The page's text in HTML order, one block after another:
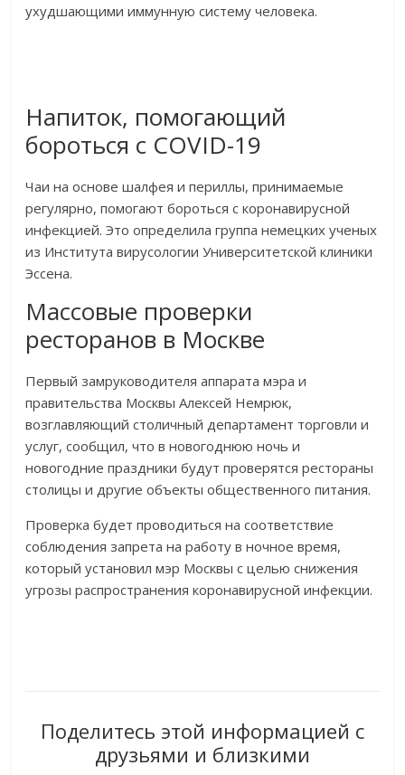
ухудшающими иммунную систему человека.
Напиток, помогающий
бороться с COVID-19
Чаи на основе шалфея и периллы, принимаемые
регулярно, помогают бороться с коронавирусной
инфекцией. Это определила группа немецких ученых
из Института вирусологии Университетской клиники
Эссена.
Массовые проверки
ресторанов в Москве
Первый замруководителя аппарата мэра и
правительства Москвы Алексей Немрюк,
возглавляющий столичный департамент торговли и
услуг, сообщил, что в новогоднюю ночь и
новогодние праздники будут проверятся рестораны
столицы и другие объекты общественного питания.
Проверка будет проводиться на соответствие
соблюдения запрета на работу в ночное время,
который установил мэр Москвы с целью снижения
угрозы распространения коронавирусной инфекции.
Поделитесь этой информацией с
друзьями и близкими